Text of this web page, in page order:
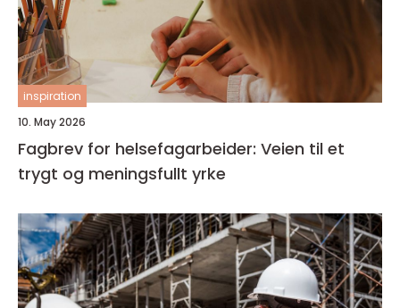
inspiration
10. May 2026
Fagbrev for helsefagarbeider: Veien til et
trygt og meningsfullt yrke